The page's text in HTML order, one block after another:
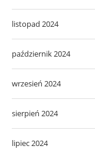
listopad 2024
październik 2024
wrzesień 2024
sierpień 2024
lipiec 2024